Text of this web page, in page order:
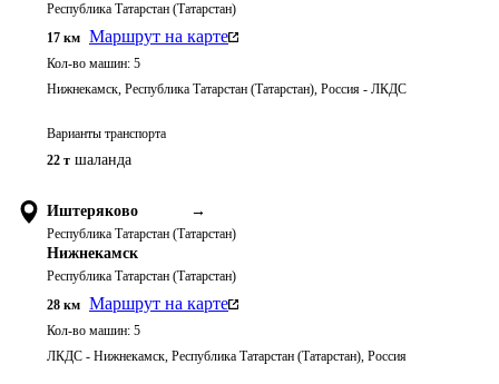
Республика Татарстан (Татарстан)
17 км Маршрут на карте
Кол-во машин: 5
Нижнекамск, Республика Татарстан (Татарстан), Россия - ЛКДС
Варианты транспорта
22 т шаланда
Иштеряково →
Республика Татарстан (Татарстан)
Нижнекамск
Республика Татарстан (Татарстан)
28 км Маршрут на карте
Кол-во машин: 5
ЛКДС - Нижнекамск, Республика Татарстан (Татарстан), Россия